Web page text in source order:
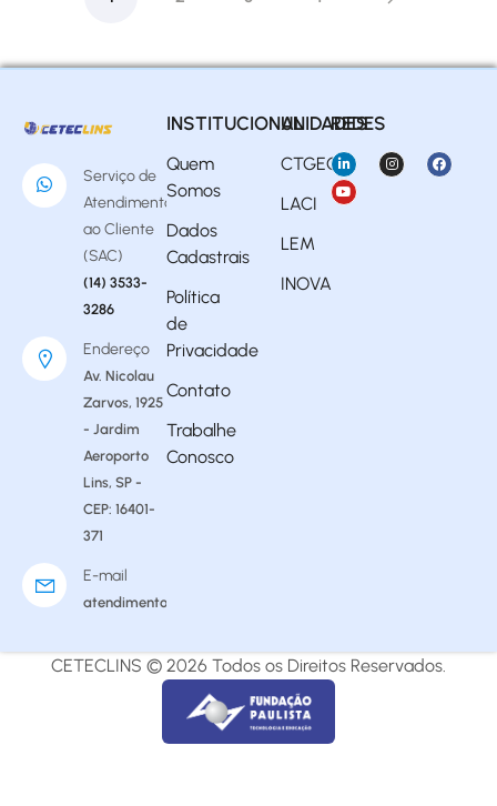
Serviço de
Atendimento
ao Cliente
(SAC)
(14) 3533-
3286
Endereço
Av. Nicolau
Zarvos, 1925
- Jardim
Aeroporto
Lins, SP -
CEP: 16401-
371
E-mail
atendimento@ceteclins.com.br
INSTITUCIONAL
Quem
Somos
Dados
Cadastrais
Política
de
Privacidade
Contato
Trabalhe
Conosco
UNIDADES
CTGEO
LACI
LEM
INOVA
REDES
CETECLINS © 2026 Todos os Direitos Reservados.